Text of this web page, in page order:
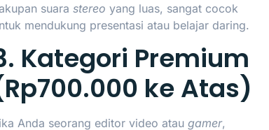
suara stereo yang luas, sangat cocok
mendukung presentasi atau belajar daring.
Kategori Premium
ke Atas)
Anda seorang editor video atau gamer,